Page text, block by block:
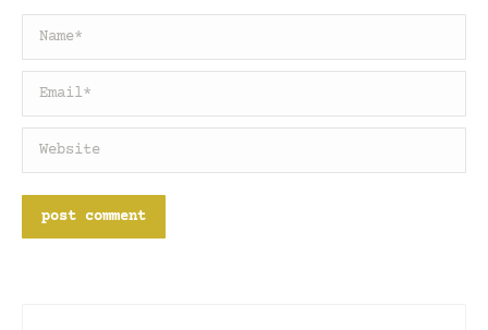
Name *
Email *
Website
post comment